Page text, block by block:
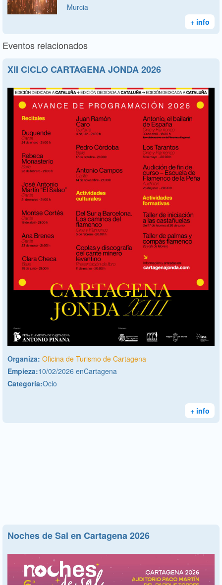
Murcia
+ info
Eventos relacionados
XII CICLO CARTAGENA JONDA 2026
Organiza: Oficina de Turismo de Cartagena
Empieza:10/02/2026 enCartagena
Categoría:Ocio
+ info
Noches de Sal en Cartagena 2026